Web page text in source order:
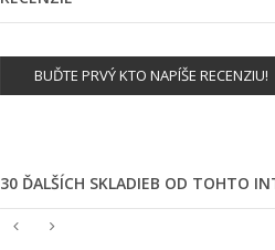
BUĎTE PRVÝ KTO NAPÍŠE RECENZIU!
30 ĎALŠÍCH SKLADIEB OD TOHTO